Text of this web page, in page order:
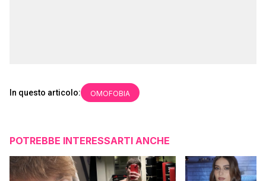
In questo articolo: OMOFOBIA
POTREBBE INTERESSARTI ANCHE